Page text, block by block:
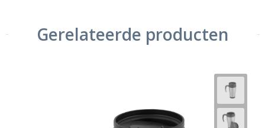
Gerelateerde producten